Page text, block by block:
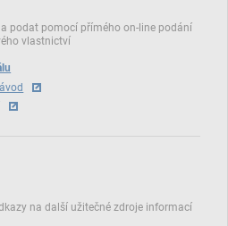
podat pomocí přímého on‑line podání
vlastnictví
na další užitečné zdroje informací